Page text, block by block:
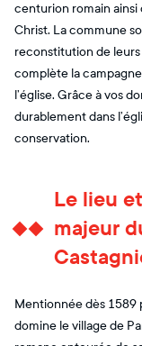
centurion romain ainsi
Christ. La commune
reconstitution de
complète la
l’église. Grâce à vos
durablement dans
conservation.
Le lieu
majeur
Mentionnée dès 1589
domine le village de